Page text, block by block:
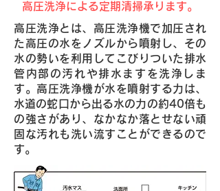
高圧洗浄による定期清掃承ります。
高圧洗浄とは、高圧洗浄機で加圧され
た高圧の水をノズルから噴射し、その
水の勢いを利用してこびりついた排水
管内部の汚れや排水ますを洗浄しま
す。高圧洗浄機が水を噴射する力は、
水道の蛇口から出る水の力の約40倍も
の強さがあり、なかなか落とせない頑
固な汚れも洗い流すことができるので
す。